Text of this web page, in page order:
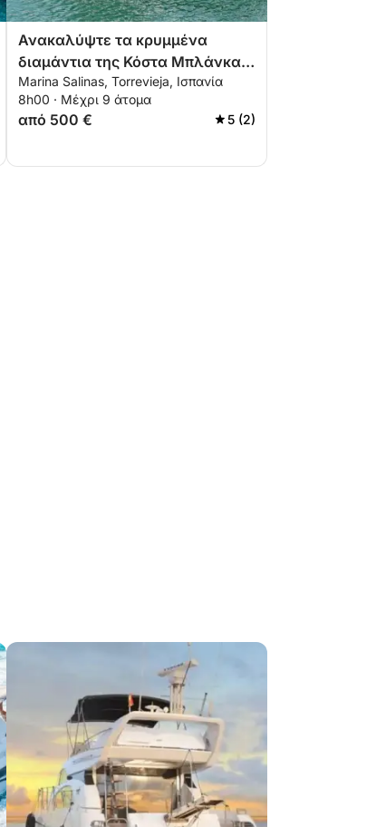
Ανακαλύψτε τα κρυμμένα
διαμάντια της Κόστα Μπλάνκα
δίπλα στη θάλασσα
Marina Salinas, Torrevieja, Ισπανία
8h00 · Μέχρι 9 άτομα
από 500 € 5 (2)